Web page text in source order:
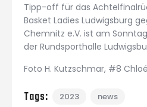
Tipp-off für das
Basket Ladies Ludwigsburg
Chemnitz e.V. ist am Sonntag,
der Rundsporthalle
Foto H. Kutzschmar, #8
Tags: 2023 news